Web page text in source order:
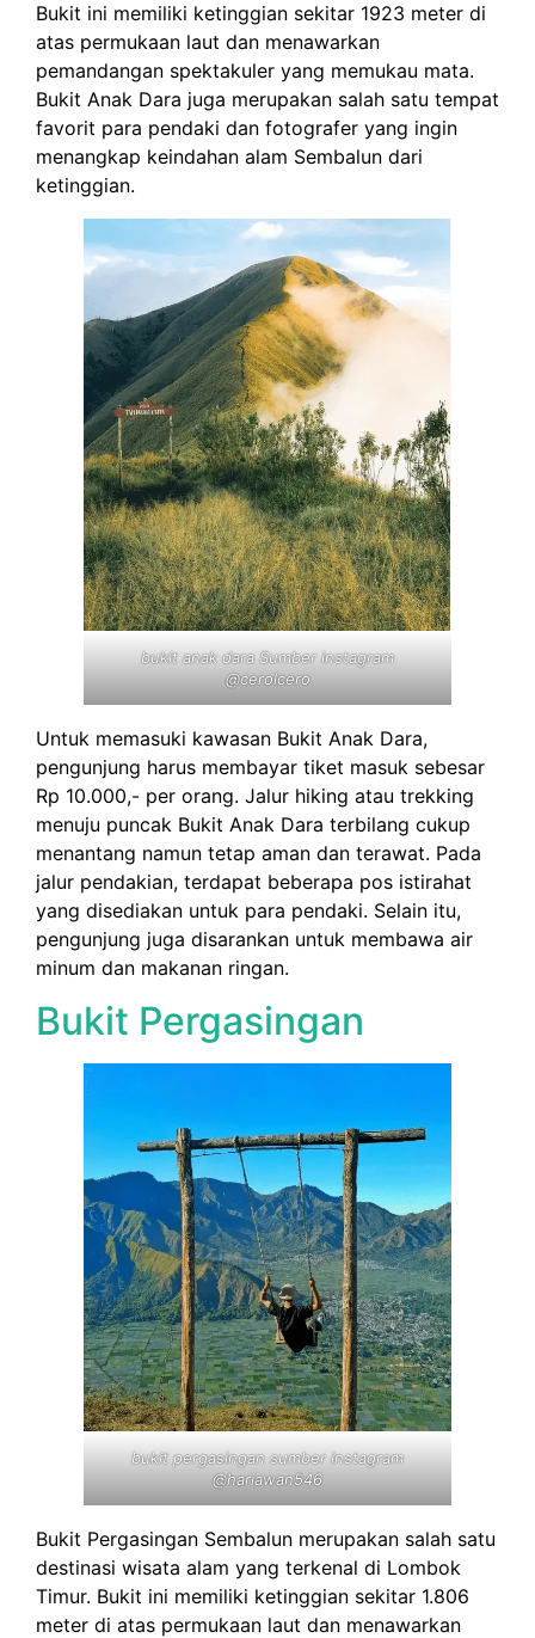
Bukit ini memiliki ketinggian sekitar 1923 meter di
atas permukaan laut dan menawarkan
pemandangan spektakuler yang memukau mata.
Bukit Anak Dara juga merupakan salah satu tempat
favorit para pendaki dan fotografer yang ingin
menangkap keindahan alam Sembalun dari
ketinggian.
bukit anak dara Sumber instagram
@cerolcero
Untuk memasuki kawasan Bukit Anak Dara,
pengunjung harus membayar tiket masuk sebesar
Rp 10.000,- per orang. Jalur hiking atau trekking
menuju puncak Bukit Anak Dara terbilang cukup
menantang namun tetap aman dan terawat. Pada
jalur pendakian, terdapat beberapa pos istirahat
yang disediakan untuk para pendaki. Selain itu,
pengunjung juga disarankan untuk membawa air
minum dan makanan ringan.
Bukit Pergasingan
bukit pergasingan sumber instagram
@hariawan546
Bukit Pergasingan Sembalun merupakan salah satu
destinasi wisata alam yang terkenal di Lombok
Timur. Bukit ini memiliki ketinggian sekitar 1.806
meter di atas permukaan laut dan menawarkan